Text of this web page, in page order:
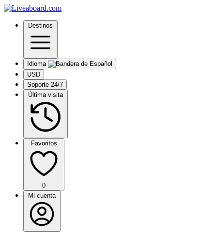
Destinos
Idioma
USD
Soporte 24/7
Última visita
Favoritos
0
Mi cuenta